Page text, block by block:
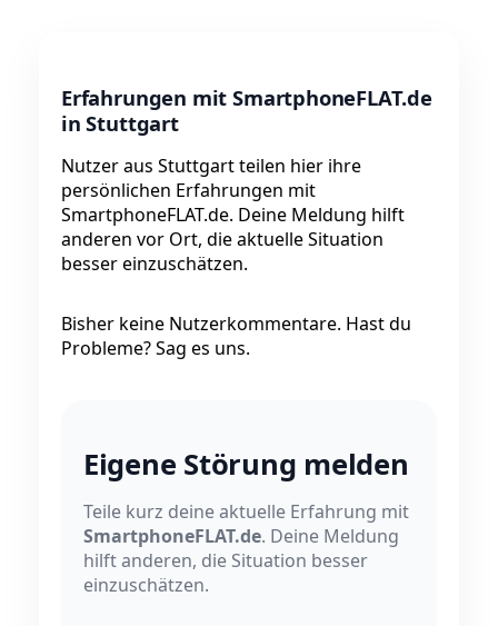
Erfahrungen mit SmartphoneFLAT.de
in Stuttgart
Nutzer aus Stuttgart teilen hier ihre
persönlichen Erfahrungen mit
SmartphoneFLAT.de. Deine Meldung hilft
anderen vor Ort, die aktuelle Situation
besser einzuschätzen.
Bisher keine Nutzerkommentare. Hast du
Probleme? Sag es uns.
Eigene Störung melden
Teile kurz deine aktuelle Erfahrung mit
SmartphoneFLAT.de. Deine Meldung
hilft anderen, die Situation besser
einzuschätzen.